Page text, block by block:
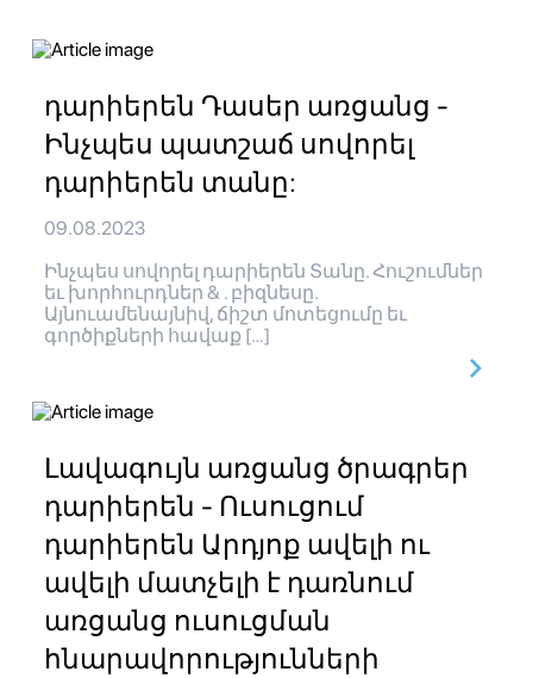
դարիերեն Դասեր առցանց -
Ինչպես պատշաճ սովորել
դարիերեն տանը:
09.08.2023
Ինչպես սովորել դարիերեն Տանը. Հուշումներ
եւ խորհուրդներ & . բիզնեսը.
Այնուամենայնիվ, ճիշտ մոտեցումը եւ
գործիքների հավաք […]
Լավագույն առցանց ծրագրեր
դարիերեն - Ուսուցում
դարիերեն Արդյոք ավելի ու
ավելի մատչելի է դառնում
առցանց ուսուցման
հնարավորությունների